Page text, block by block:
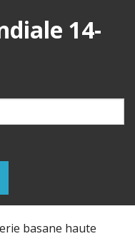
14-
basane haute